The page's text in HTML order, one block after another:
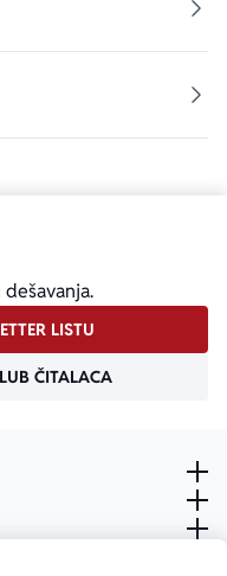
LISTU
ČITALACA